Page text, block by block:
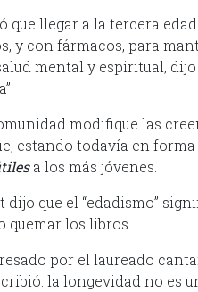
que llegar a la tercera
y con fármacos, para
mental y espiritual,
modifique las
estando todavía en
a los más jóvenes.
dijo que el “edadismo”
quemar los libros.
por el laureado
la longevidad no es